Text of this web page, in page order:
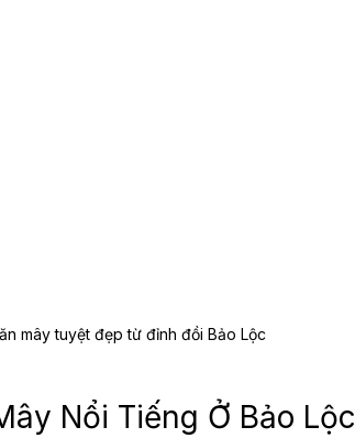
mây tuyệt đẹp từ đỉnh đồi Bảo Lộc
Nổi Tiếng Ở Bảo Lộc